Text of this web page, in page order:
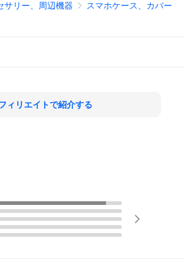
サリー、周辺機器
スマホケース、カバー
ィリエイトで紹介する